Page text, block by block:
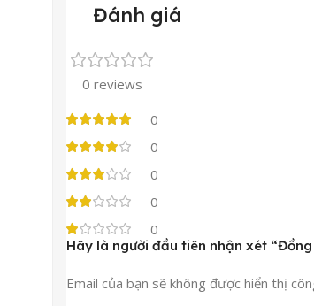
Đánh giá
0 reviews
0
0
0
0
0
Hãy là người đầu tiên nhận xét “Đồng
Email của bạn sẽ không được hiển thị